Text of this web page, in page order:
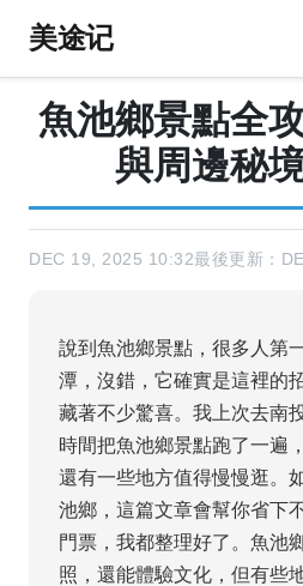
美途记
魚池鄉景點全
與周邊秘
DEC 19, 2025 10:32最後更新：
說到魚池鄉景點，很多人第
潭，沒錯，它確實是這裡的
藏著不少驚喜。我上次去南
時間把魚池鄉景點跑了一遍
還有一些地方值得慢慢逛。
池鄉，這篇文章會幫你省下
門票，我都整理好了。魚池
照，還能體驗文化，但有些